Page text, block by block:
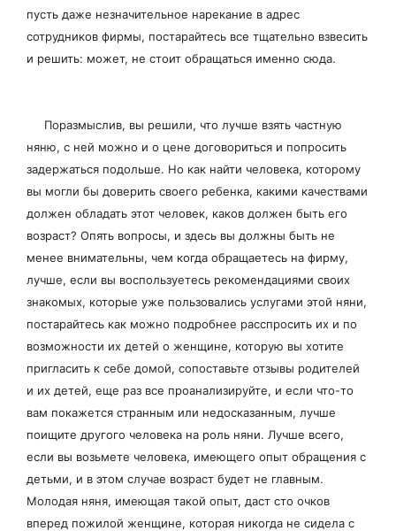
пусть даже незначительное нарекание в адрес
сотрудников фирмы, постарайтесь все тщательно взвесить
и решить: может, не стоит обращаться именно сюда.
Поразмыслив, вы решили, что лучше взять частную
няню, с ней можно и о цене договориться и попросить
задержаться подольше. Но как найти человека, которому
вы могли бы доверить своего ребенка, какими качествами
должен обладать этот человек, каков должен быть его
возраст? Опять вопросы, и здесь вы должны быть не
менее внимательны, чем когда обращаетесь на фирму,
лучше, если вы воспользуетесь рекомендациями своих
знакомых, которые уже пользовались услугами этой няни,
постарайтесь как можно подробнее расспросить их и по
возможности их детей о женщине, которую вы хотите
пригласить к себе домой, сопоставьте отзывы родителей
и их детей, еще раз все проанализируйте, и если что-то
вам покажется странным или недосказанным, лучше
поищите другого человека на роль няни. Лучше всего,
если вы возьмете человека, имеющего опыт обращения с
детьми, и в этом случае возраст будет не главным.
Молодая няня, имеющая такой опыт, даст сто очков
вперед пожилой женщине, которая никогда не сидела с